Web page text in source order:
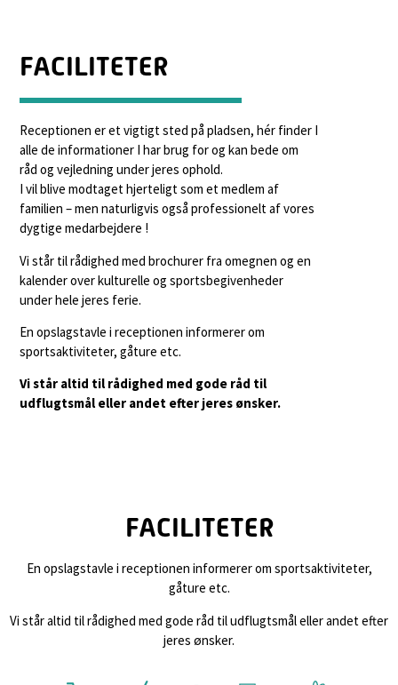
FACILITETER
Receptionen er et vigtigt sted på pladsen, hér finder I
alle de informationer I har brug for og kan bede om
råd og vejledning under jeres ophold.
I vil blive modtaget hjerteligt som et medlem af
familien – men naturligvis også professionelt af vores
dygtige medarbejdere !
Vi står til rådighed med brochurer fra omegnen og en
kalender over kulturelle og sportsbegivenheder
under hele jeres ferie.
En opslagstavle i receptionen informerer om
sportsaktiviteter, gåture etc.
Vi står altid til rådighed med gode råd til
udflugtsmål eller andet efter jeres ønsker.
FACILITETER
En opslagstavle i receptionen informerer om sportsaktiviteter,
gåture etc.
Vi står altid til rådighed med gode råd til udflugtsmål eller andet efter
jeres ønsker.